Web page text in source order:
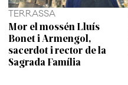
TERRASSA
Mor el mossén Lluís
Bonet i Armengol,
sacerdot i rector de la
Sagrada Família